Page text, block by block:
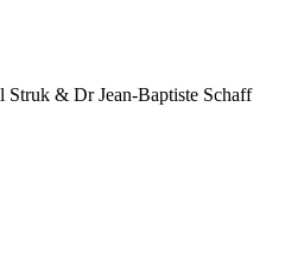
& Dr Jean-Baptiste Schaff